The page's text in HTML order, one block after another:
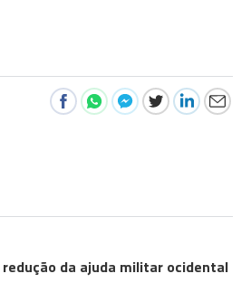
da ajuda militar ocidental